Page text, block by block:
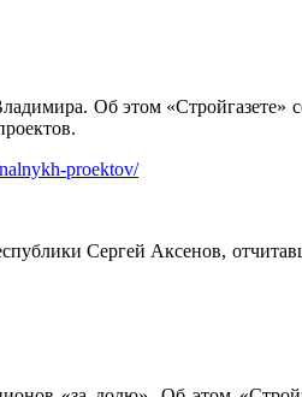
Об этом «Стройгазете»
proektov/
Сергей Аксенов,